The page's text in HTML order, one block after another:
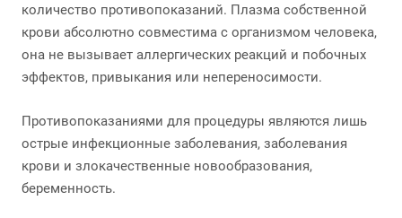
количество противопоказаний. Плазма собственной
крови абсолютно совместима с организмом человека,
она не вызывает аллергических реакций и побочных
эффектов, привыкания или непереносимости.
Противопоказаниями для процедуры являются лишь
острые инфекционные заболевания, заболевания
крови и злокачественные новообразования,
беременность.